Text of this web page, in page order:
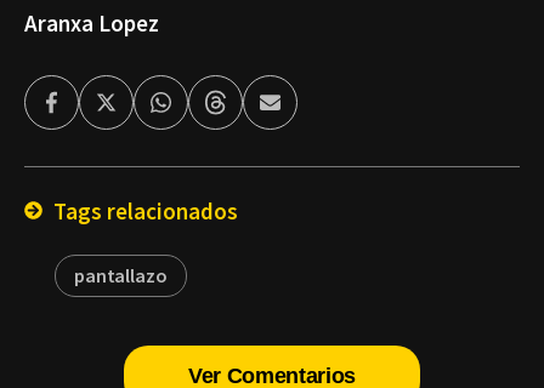
Aranxa Lopez
FacebookTwitterWhatsappThreadsEnviar
por
Tags relacionados
pantallazo
Ver Comentarios